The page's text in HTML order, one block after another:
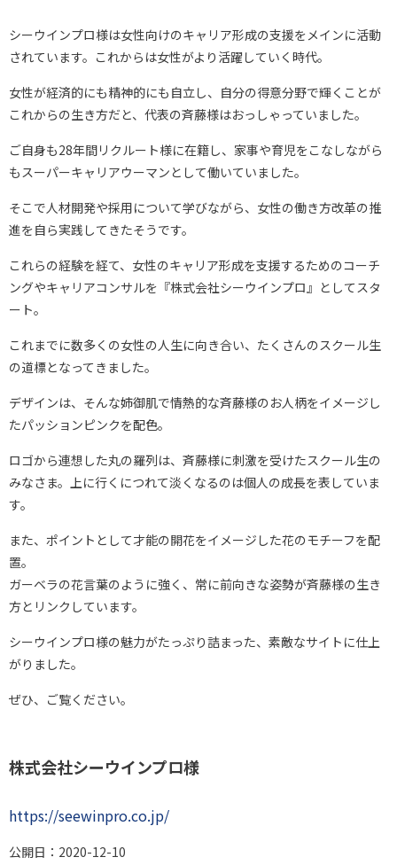
シーウインプロ様は女性向けのキャリア形成の支援をメインに活動
されています。これからは女性がより活躍していく時代。
女性が経済的にも精神的にも自立し、自分の得意分野で輝くことが
これからの生き方だと、代表の斉藤様はおっしゃっていました。
ご自身も28年間リクルート様に在籍し、家事や育児をこなしながら
もスーパーキャリアウーマンとして働いていました。
そこで人材開発や採用について学びながら、女性の働き方改革の推
進を自ら実践してきたそうです。
これらの経験を経て、女性のキャリア形成を支援するためのコーチ
ングやキャリアコンサルを『株式会社シーウインプロ』としてスタ
ート。
これまでに数多くの女性の人生に向き合い、たくさんのスクール生
の道標となってきました。
デザインは、そんな姉御肌で情熱的な斉藤様のお人柄をイメージし
たパッションピンクを配色。
ロゴから連想した丸の羅列は、斉藤様に刺激を受けたスクール生の
みなさま。上に行くにつれて淡くなるのは個人の成長を表していま
す。
また、ポイントとして才能の開花をイメージした花のモチーフを配
置。
ガーベラの花言葉のように強く、常に前向きな姿勢が斉藤様の生き
方とリンクしています。
シーウインプロ様の魅力がたっぷり詰まった、素敵なサイトに仕上
がりました。
ぜひ、ご覧ください。
株式会社シーウインプロ様
https://seewinpro.co.jp/
公開日：2020-12-10